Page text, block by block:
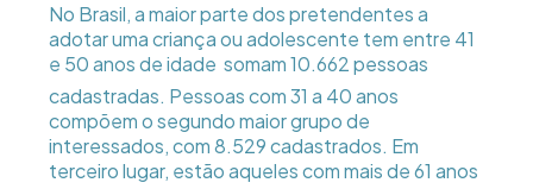
No Brasil, a maior parte dos pretendentes a
adotar uma criança ou adolescente tem entre 41
e 50 anos de idade  somam 10.662 pessoas
cadastradas. Pessoas com 31 a 40 anos
compõem o segundo maior grupo de
interessados, com 8.529 cadastrados. Em
terceiro lugar, estão aqueles com mais de 61 anos 